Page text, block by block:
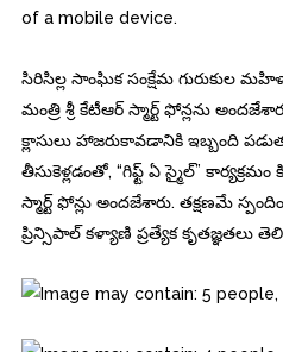
of a mobile device.
సిరిసిల్ల సాంఘిక సంక్షేమ గురుకుల
మంత్రి శ్రీ కేటీఆర్ స్మార్ట్ ఫోన్లను
క్లాసులు హాజరుకావడానికి ఇబ్బంది
తీసుకెళ్లడంతో, “గిఫ్ట్ ఏ స్మైల్”
స్మార్ట్ ఫోన్లు అందజేశారు. తక్షణమే
ప్రిన్సిపాల్ కళ్యాణి ప్రత్యేక కృతజ్ఞతలు